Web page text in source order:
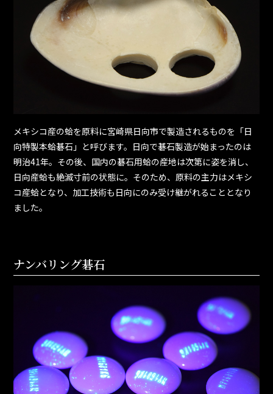
メキシコ産の蛤を原料に宮崎県日向市で製造されるものを「日
向特製本蛤碁石」と呼びます。日向で碁石製造が始まったのは
明治41年。その後、国内の碁石用蛤の産地は次第に姿を消し、
日向産蛤も絶滅寸前の状態に。そのため、原料の主力はメキシ
コ産蛤となり、加工技術も日向にのみ受け継がれることとなり
ました。
ナンバリング碁石